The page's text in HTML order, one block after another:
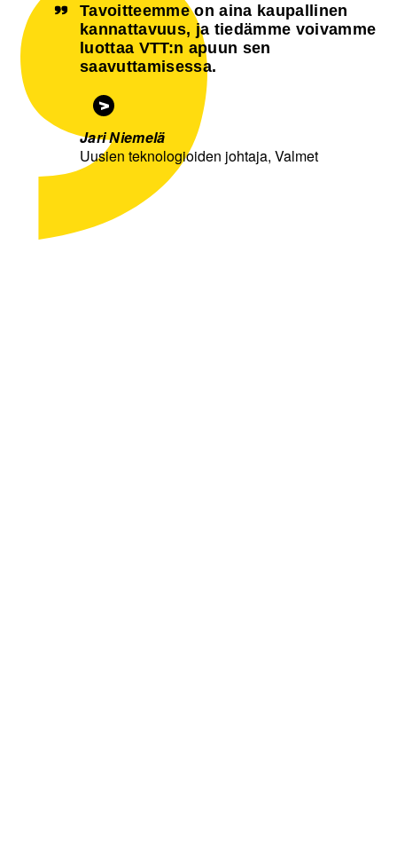
Tavoitteemme on aina kaupallinen
kannattavuus, ja tiedämme voivamme
luottaa VTT:n apuun sen
saavuttamisessa.
Jari Niemelä
Uusien teknologioiden johtaja, Valmet